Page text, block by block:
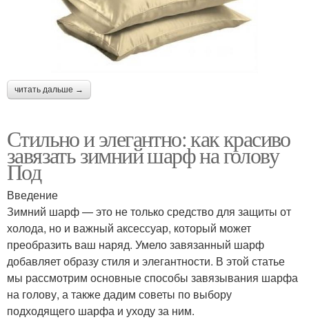
читать дальше →
Стильно и элегантно: как красиво
завязать зимний шарф на голову
Под
Введение
Зимний шарф — это не только средство для защиты от
холода, но и важный аксессуар, который может
преобразить ваш наряд. Умело завязанный шарф
добавляет образу стиля и элегантности. В этой статье
мы рассмотрим основные способы завязывания шарфа
на голову, а также дадим советы по выбору
подходящего шарфа и уходу за ним.